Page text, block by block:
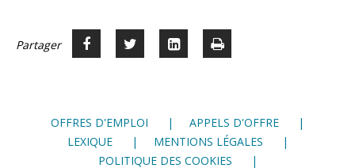
Partager Partager
Partager
Voir
Imprimer
OFFRES D'EMPLOI
APPELS D'OFFRE
LEXIQUE
MENTIONS LÉGALES
POLITIQUE DES COOKIES